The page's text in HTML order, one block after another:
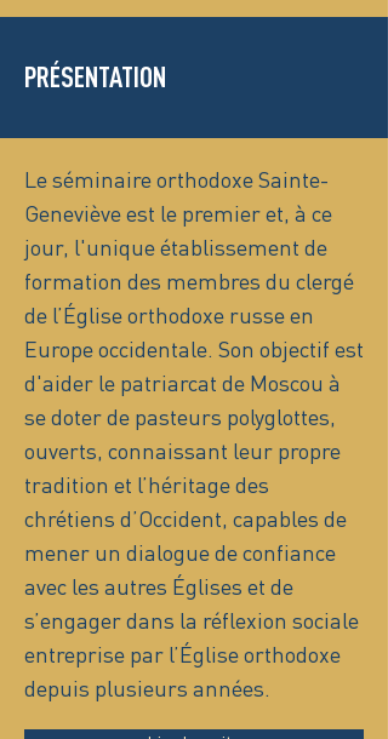
PRÉSENTATION
Le séminaire orthodoxe Sainte-
Geneviève est le premier et, à ce
jour, l'unique établissement de
formation des membres du clergé
de l’Église orthodoxe russe en
Europe occidentale. Son objectif est
d'aider le patriarcat de Moscou à
se doter de pasteurs polyglottes,
ouverts, connaissant leur propre
tradition et l’héritage des
chrétiens d’Occident, capables de
mener un dialogue de confiance
avec les autres Églises et de
s’engager dans la réflexion sociale
entreprise par l’Église orthodoxe
depuis plusieurs années.